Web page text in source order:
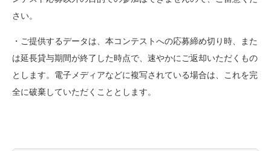
さい。
・ご提供するデータは、本コンテストへの応募締め切り時、また
は延長貸与期間が終了した時点で、速やかにご返却いただくもの
とします。電子メディアなどに複写されている場合は、これを完
全に破棄していただくこととします。